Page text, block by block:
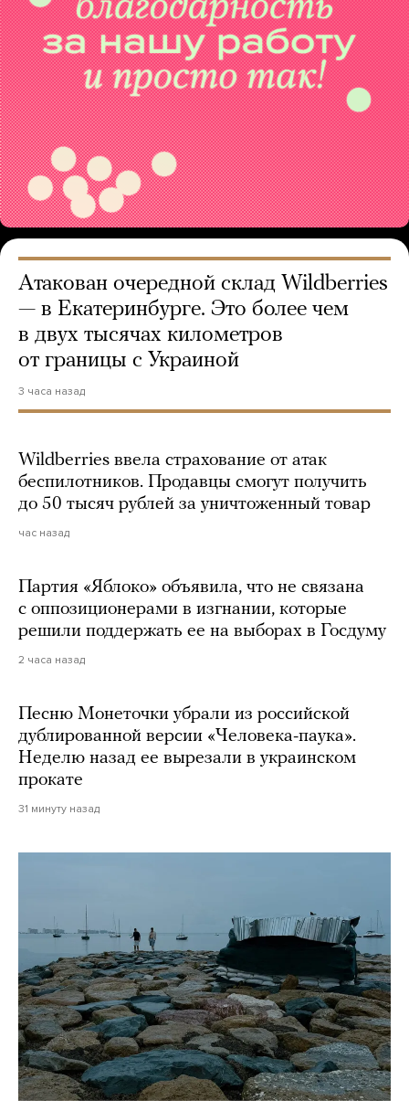
Атакован очередной склад Wildberries
— в Екатеринбурге. Это более чем
в двух тысячах километров
от границы с Украиной
3 часа назад
Wildberries ввела страхование от атак
беспилотников. Продавцы смогут получить
до 50 тысяч рублей за уничтоженный товар
час назад
Партия «Яблоко» объявила, что не связана
с оппозиционерами в изгнании, которые
решили поддержать ее на выборах в Госдуму
2 часа назад
Песню Монеточки убрали из российской
дублированной версии «Человека-паука».
Неделю назад ее вырезали в украинском
прокате
31 минуту назад